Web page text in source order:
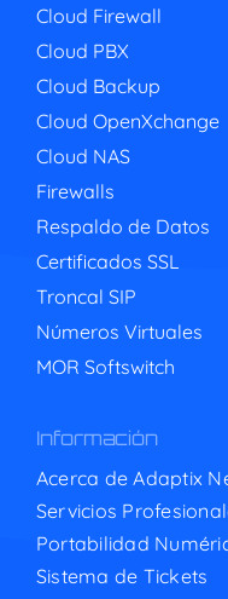
Cloud Firewall
Cloud PBX
Cloud Backup
Cloud OpenXchange
Cloud NAS
Firewalls
Respaldo de Datos
Certificados SSL
Troncal SIP
Números Virtuales
MOR Softswitch
Información
Acerca de Adaptix
Servicios
Portabilidad
Sistema de Tickets